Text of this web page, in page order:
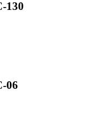
130
06